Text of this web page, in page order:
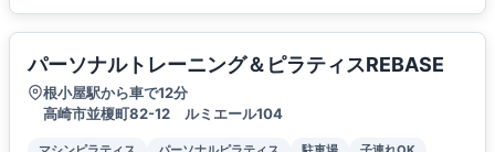
パーソナルトレーニング＆ピラティスREBASE
根小屋駅から車で12分
高崎市並榎町82-12 ルミエール104